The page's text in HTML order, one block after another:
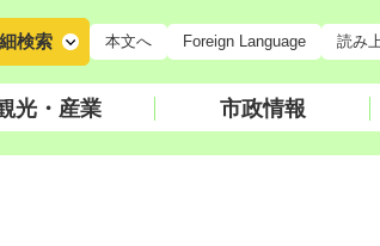
検索 本文へ Foreign Language 読み
光・産業 市政情報